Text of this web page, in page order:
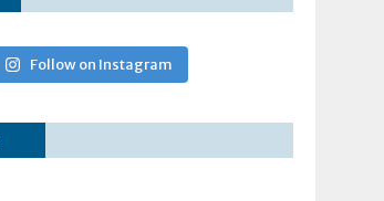
Follow on Instagram